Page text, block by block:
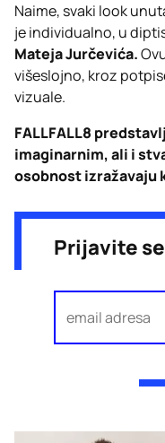
Naime, svaki look
je individualno, u
Mateja Jurčevića.
višeslojno, kroz
vizuale.
FALLFALL8
imaginarnim, ali i
osobnost izražavaju
Prijavite